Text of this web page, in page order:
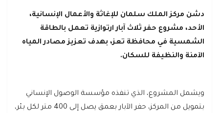
دشن مركز الملك سلمان للإغاثة والأعمال الإنسانية،
الأحد، مشروع حفر ثلاث آبار ارتوازية تعمل بالطاقة
الشمسية في محافظة تعز، بهدف تعزيز مصادر المياه
الآمنة والنظيفة للسكان.
ويشمل المشروع، الذي تنفذه مؤسسة الوصول الإنساني
بتمويل من المركز، حفر الآبار بعمق يصل إلى 400 متر لكل بئر،